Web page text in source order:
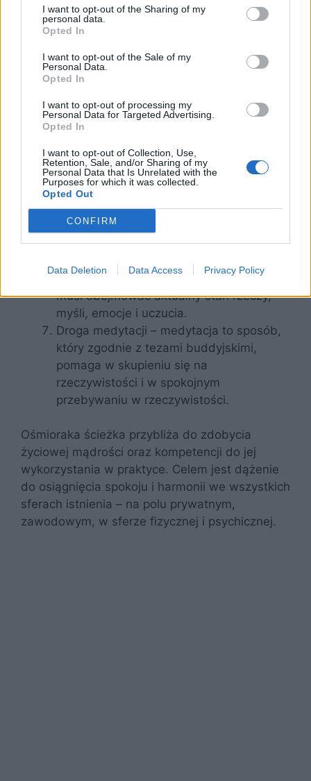
I want to opt-out of the Sharing of my
personal data.
Opted In
I want to opt-out of the Sale of my
Personal Data.
Opted In
I want to opt-out of processing my
Personal Data for Targeted Advertising.
Opted In
I want to opt-out of Collection, Use,
Retention, Sale, and/or Sharing of my
Personal Data that Is Unrelated with the
Purposes for which it was collected.
Opted Out
CONFIRM
Data Deletion Data Access Privacy Policy
przesiąknięte niegodnymi pobudkami.
Droga właściwego postępowania – składa
się z pięciu obszarów – wymaga
wyrzeczenia się złej mowy, alkoholu i
seksualności i nadużyć w tej sferze,
kradzieży i przywłaszczeń, a także
Droga właściwego zarabiania – praca
zapewniająca dobra materialne nie może
naruszać praw innych istot. Zadania
zawodowe powinny być zgodne z
przykazaniami i nie mogą łamać zasad
religijnych. Nie mogą być też sprzeczne z
Droga właściwego skupienia – skupienie
musi obejmować aktualny stan rzeczy,
myśli, emocje i uczucia.
Droga medytacji – medytacja to sposób,
który zgodnie z tezami buddyjskimi,
pomaga w skupieniu się na
rzeczywistości i w spokojnym
przebywaniu w rzeczywistości.
Ośmioraka ścieżka przybliża do zdobycia
życiowej mądrości oraz kompetencji do jej
wykorzystania w praktyce. Celem jest dążenie
do osiągnięcia spokoju i harmonii we wszystkich
sferach istnienia – na polu prywatnym,
zawodowym, w sferze fizycznej i psychicznej.